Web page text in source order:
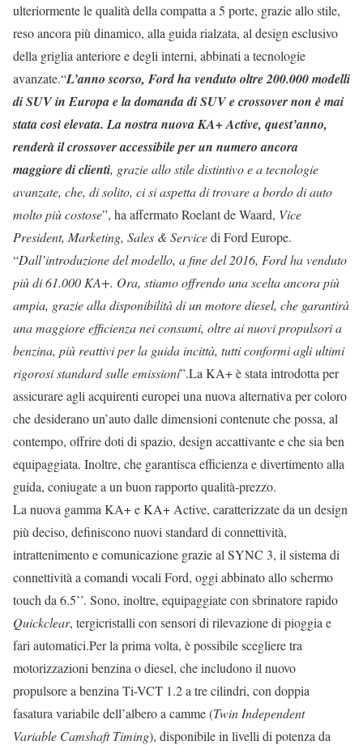
ulteriormente le qualità della compatta a 5 porte, grazie allo stile,
reso ancora più dinamico, alla guida rialzata, al design esclusivo
della griglia anteriore e degli interni, abbinati a tecnologie
avanzate.“L’anno scorso, Ford ha venduto oltre 200.000 modelli
di SUV in Europa e la domanda di SUV e crossover non è mai
stata così elevata. La nostra nuova KA+ Active, quest’anno,
renderà il crossover accessibile per un numero ancora
maggiore di clienti, grazie allo stile distintivo e a tecnologie
avanzate, che, di solito, ci si aspetta di trovare a bordo di auto
molto più costose”, ha affermato Roelant de Waard, Vice
President, Marketing, Sales & Servicedi Ford Europe.
“Dall’introduzione del modello, a fine del 2016, Ford ha venduto
più di 61.000 KA+. Ora, stiamo offrendo una scelta ancora più
ampia, grazie alla disponibilità di un motore diesel, che garantirà
una maggiore efficienza nei consumi, oltre ai nuovi propulsori a
benzina, più reattivi per la guida incittà, tutti conformi agli ultimi
rigorosi standard sulle emissioni”.La KA+ è stata introdotta per
assicurare agli acquirenti europei una nuova alternativa per coloro
che desiderano un’auto dalle dimensioni contenute che possa, al
contempo, offrire doti di spazio, design accattivante e che sia ben
equipaggiata. Inoltre, che garantisca efficienza e divertimento alla
guida, coniugate a un buon rapporto qualità-prezzo.
La nuova gamma KA+ e KA+ Active, caratterizzate da un design
più deciso, definiscono nuovi standard di connettività,
intrattenimento e comunicazione grazie al SYNC 3, il sistema di
connettività a comandi vocali Ford, oggi abbinato allo schermo
touch da 6.5’’. Sono, inoltre, equipaggiate con sbrinatore rapido
Quickclear, tergicristalli con sensori di rilevazione di pioggia e
fari automatici.Per la prima volta, è possibile scegliere tra
motorizzazioni benzina o diesel, che includono il nuovo
propulsore a benzina Ti-VCT 1.2 a tre cilindri, con doppia
fasatura variabile dell’albero a camme (Twin Independent
Variable Camshaft Timing), disponibile in livelli di potenza da